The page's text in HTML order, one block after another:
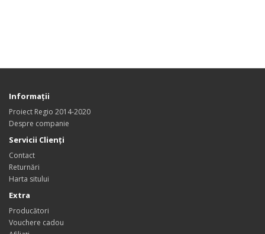
Informaţii
Proiect Regio 2014-2020
Despre companie
Servicii Clienţi
Contact
Returnări
Harta sitului
Extra
Producători
Vouchere cadou